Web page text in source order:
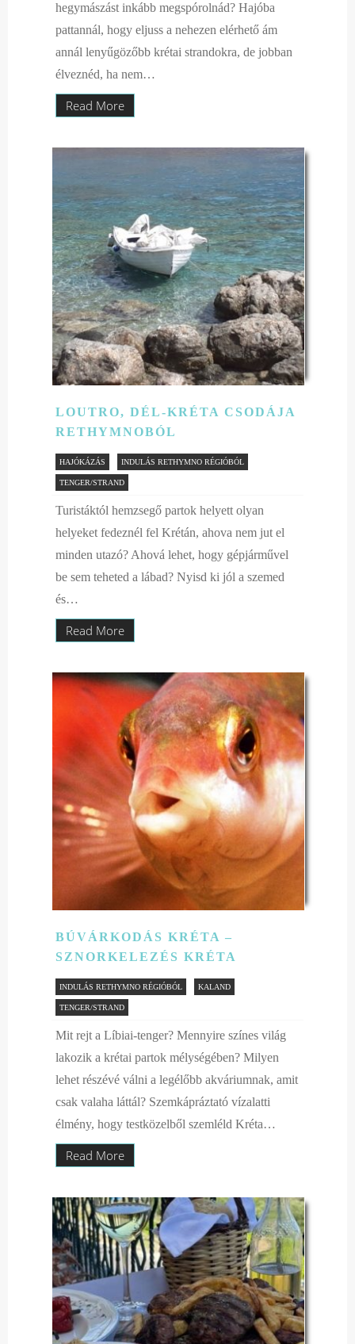
hegymászást inkább megspórolnád? Hajóba
pattannál, hogy eljuss a nehezen elérhető ám
annál lenyűgözőbb krétai strandokra, de jobban
élveznéd, ha nem…
Read More
LOUTRO, DÉL-KRÉTA CSODÁJA
RETHYMNOBÓL
HAJÓKÁZÁS INDULÁS RETHYMNO RÉGIÓBÓL
TENGER/STRAND
Turistáktól hemzsegő partok helyett olyan
helyeket fedeznél fel Krétán, ahova nem jut el
minden utazó? Ahová lehet, hogy gépjárművel
be sem teheted a lábad? Nyisd ki jól a szemed
és…
Read More
BÚVÁRKODÁS KRÉTA –
SZNORKELEZÉS KRÉTA
INDULÁS RETHYMNO RÉGIÓBÓL KALAND
TENGER/STRAND
Mit rejt a Líbiai-tenger? Mennyire színes világ
lakozik a krétai partok mélységében? Milyen
lehet részévé válni a legélőbb akváriumnak, amit
csak valaha láttál? Szemkápráztató vízalatti
élmény, hogy testközelből szemléld Kréta…
Read More